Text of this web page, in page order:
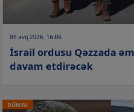
06 avq 2026, 16:09
İsrail ordusu Qəzzada
davam etdirəcək
DÜNYA